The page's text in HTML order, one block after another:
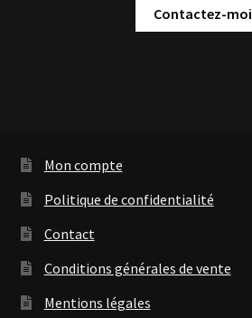
Contactez-moi
Mon compte
Politique de confidentialité
Contact
Conditions générales de vente
Mentions légales